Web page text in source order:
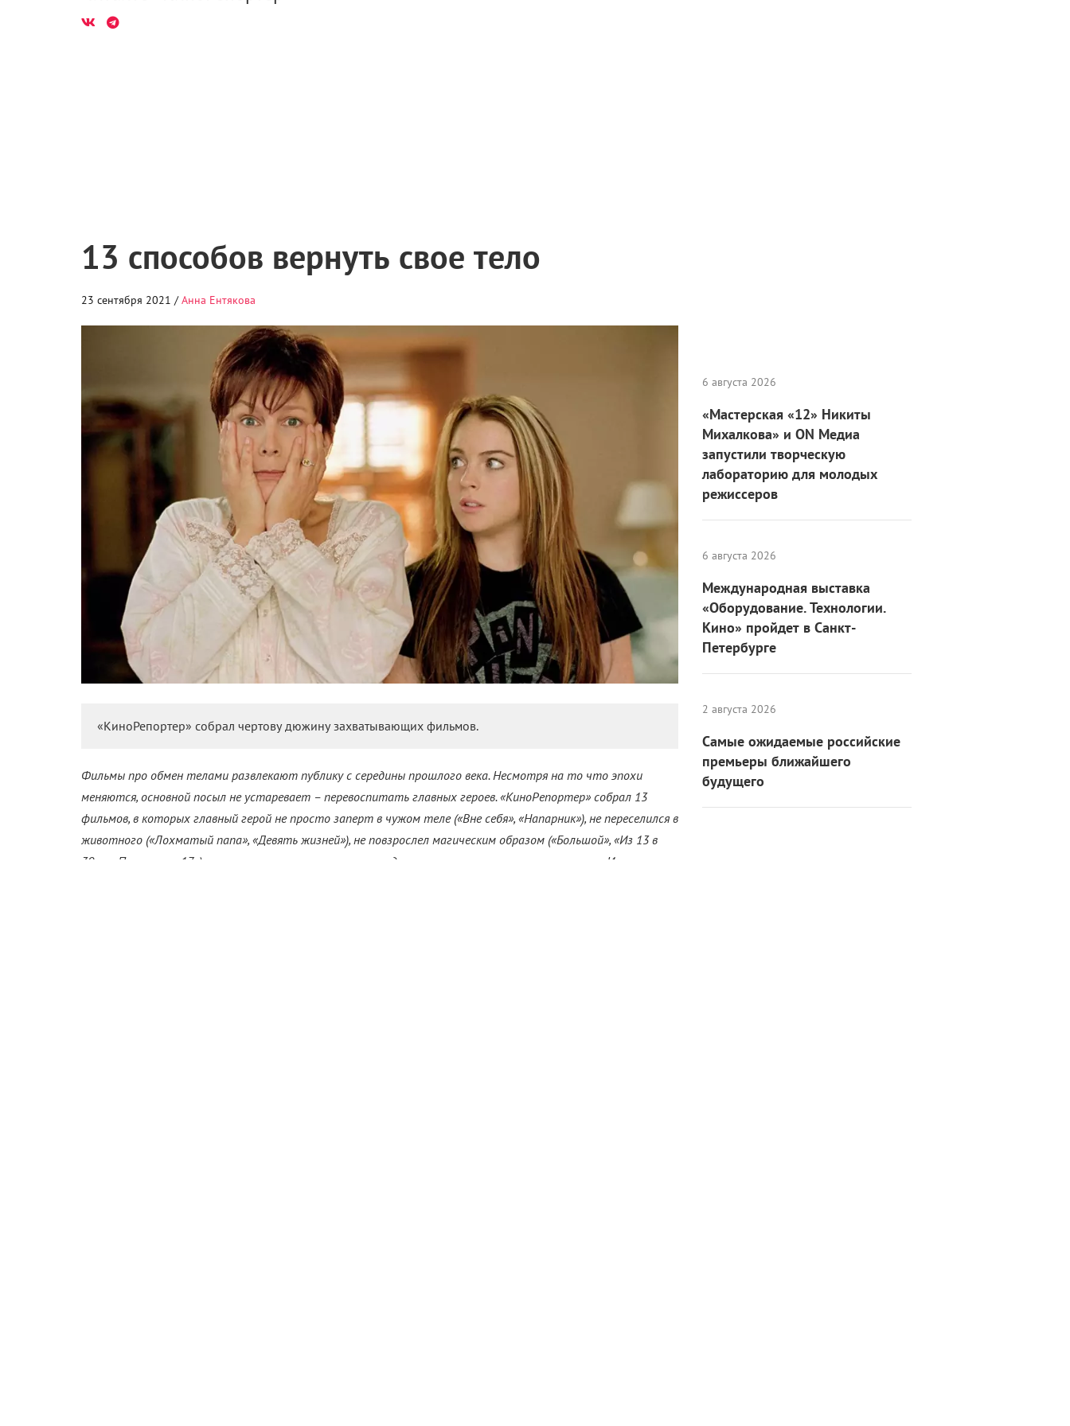
13 способов вернуть свое тело
23 сентября 2021 /Анна Ентякова
«КиноРепортер» собрал чертову дюжину захватывающих фильмов.
Фильмы про обмен телами развлекают публику с середины прошлого века. Несмотря на то что эпохи
меняются, основной посыл не устаревает – перевоспитать главных героев. «КиноРепортер» собрал 13
фильмов, в которых главный герой не просто заперт в чужом теле («Вне себя», «Напарник»), не переселился в
животного («Лохматый папа», «Девять жизней»), не повзрослел магическим образом («Большой», «Из 13 в
30» и «Папе снова 17»), а именно что поменялся телом с другим таким же полноценным героем. И
6 августа 2026
«Мастерская «12» Никиты
Михалкова» и ON Медиа
запустили творческую
лабораторию для молодых
режиссеров
6 августа 2026
Международная выставка
«Оборудование. Технологии.
Кино» пройдет в Санкт-
Петербурге
2 августа 2026
Самые ожидаемые российские
премьеры ближайшего
будущего